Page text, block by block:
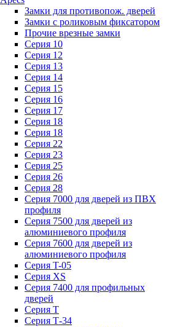
Замки для противопож. дверей
Замки с роликовым фиксатором
Прочие врезные замки
Серия 10
Серия 12
Серия 13
Серия 14
Серия 15
Серия 16
Серия 17
Серия 18
Серия 18
Серия 22
Серия 23
Серия 25
Серия 26
Серия 28
Серия 7000 для дверей из ПВХ
профиля
Серия 7500 для дверей из
алюминиевого профиля
Серия 7600 для дверей из
алюминиевого профиля
Серия T-05
Серия XS
Серия 7400 для профильных
дверей
Серия Т
Серия Т-34